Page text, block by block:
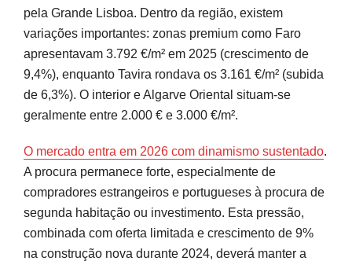
pela Grande Lisboa. Dentro da região, existem
variações importantes: zonas premium como Faro
apresentavam 3.792 €/m² em 2025 (crescimento de
9,4%), enquanto Tavira rondava os 3.161 €/m² (subida
de 6,3%). O interior e Algarve Oriental situam-se
geralmente entre 2.000 € e 3.000 €/m².
O mercado entra em 2026 com dinamismo sustentado.
A procura permanece forte, especialmente de
compradores estrangeiros e portugueses à procura de
segunda habitação ou investimento. Esta pressão,
combinada com oferta limitada e crescimento de 9%
na construção nova durante 2024, deverá manter a